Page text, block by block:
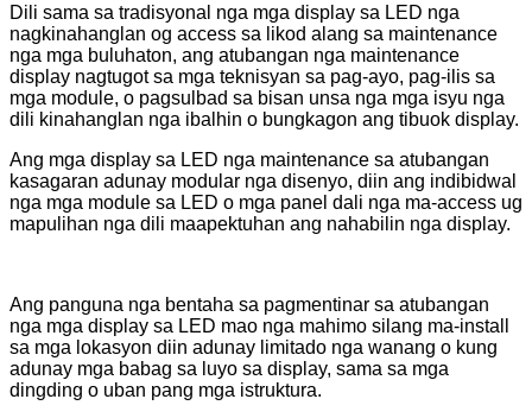
Dili sama sa tradisyonal nga mga display sa LED nga
nagkinahanglan og access sa likod alang sa maintenance
nga mga buluhaton, ang atubangan nga maintenance
display nagtugot sa mga teknisyan sa pag-ayo, pag-ilis sa
mga module, o pagsulbad sa bisan unsa nga mga isyu nga
dili kinahanglan nga ibalhin o bungkagon ang tibuok display.
Ang mga display sa LED nga maintenance sa atubangan
kasagaran adunay modular nga disenyo, diin ang indibidwal
nga mga module sa LED o mga panel dali nga ma-access ug
mapulihan nga dili maapektuhan ang nahabilin nga display.
Ang panguna nga bentaha sa pagmentinar sa atubangan
nga mga display sa LED mao nga mahimo silang ma-install
sa mga lokasyon diin adunay limitado nga wanang o kung
adunay mga babag sa luyo sa display, sama sa mga
dingding o uban pang mga istruktura.